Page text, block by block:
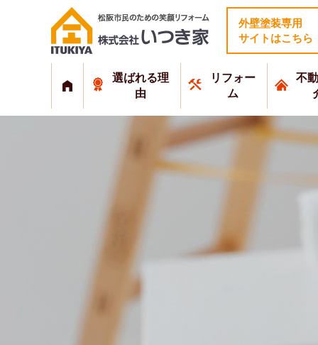
外壁塗装専用
サイトはこちら
選ばれる理
由
リフォー
ム
不